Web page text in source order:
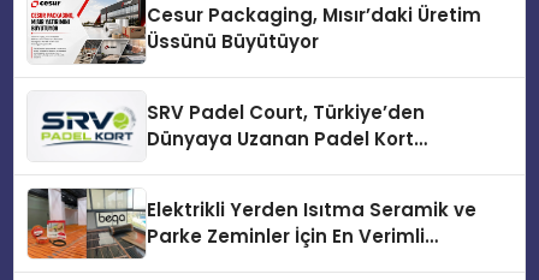
Cesur Packaging, Mısır’daki Üretim
Üssünü Büyütüyor
SRV Padel Court, Türkiye’den
Dünyaya Uzanan Padel Kort
Elektrikli Yerden Isıtma Seramik ve
Parke Zeminler İçin En Verimli